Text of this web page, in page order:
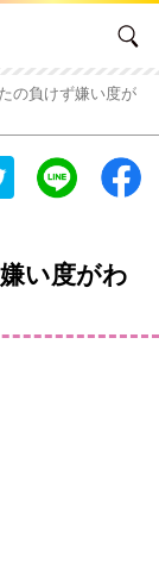
の負けず嫌い度が
い度がわ